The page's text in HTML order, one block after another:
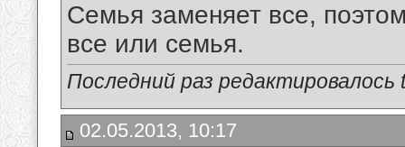
Семья заменяет все,
все или семья.
Последний раз
02.05.2013, 10:17